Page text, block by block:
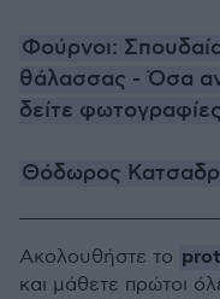
Φούρνοι:
θάλασσας - Όσα
δείτε φωτογραφίες
Θόδωρος
Ακολουθήστε το
και μάθετε πρώτοι